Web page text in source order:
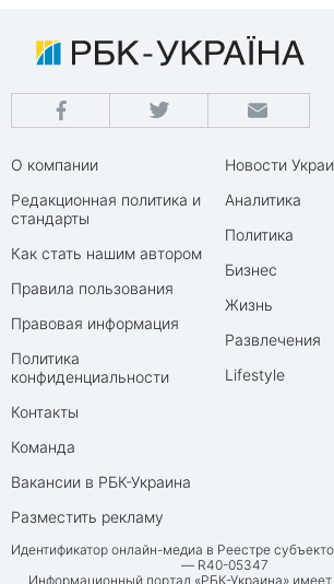
О компании
Редакционная политика и
стандарты
Как стать нашим автором
Правила пользования
Правовая информация
Политика
конфиденциальности
Контакты
Команда
Вакансии в РБК-Украина
Разместить рекламу
Новости
Аналитика
Политика
Бизнес
Жизнь
Развлечения
Lifestyle
Идентификатор онлайн-медиа в Реестре
— R40-05347
Информационный портал «РБК-Украина»